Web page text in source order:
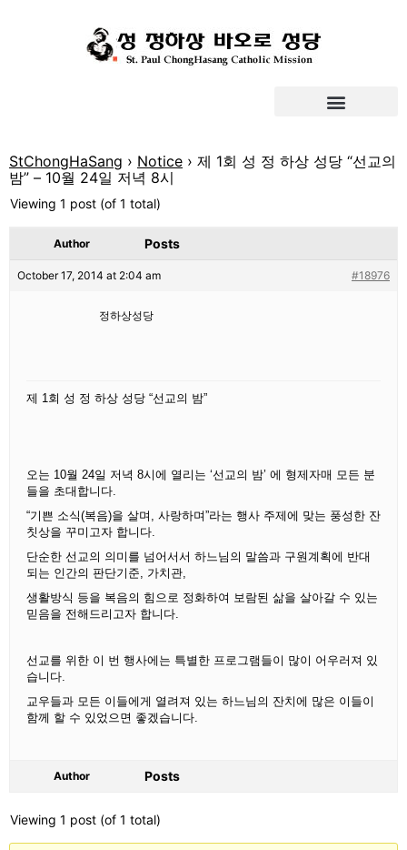
StChongHaSang › Notice › 제 1회 성 정 하상 성당 “선교의
밤” – 10월 24일 저녁 8시
Viewing 1 post (of 1 total)
Author Posts
October 17, 2014 at 2:04 am #18976
정하상성당
제 1회 성 정 하상 성당 “선교의 밤”
오는 10월 24일 저녁 8시에 열리는 ‘선교의 밤’ 에 형제자매 모든 분
들을 초대합니다.
“기쁜 소식(복음)을 살며, 사랑하며”라는 행사 주제에 맞는 풍성한 잔
칫상을 꾸미고자 합니다.
단순한 선교의 의미를 넘어서서 하느님의 말씀과 구원계획에 반대
되는 인간의 판단기준, 가치관,
생활방식 등을 복음의 힘으로 정화하여 보람된 삶을 살아갈 수 있는
믿음을 전해드리고자 합니다.
선교를 위한 이 번 행사에는 특별한 프로그램들이 많이 어우러져 있
습니다.
교우들과 모든 이들에게 열려져 있는 하느님의 잔치에 많은 이들이
함께 할 수 있었으면 좋겠습니다.
Author Posts
Viewing 1 post (of 1 total)